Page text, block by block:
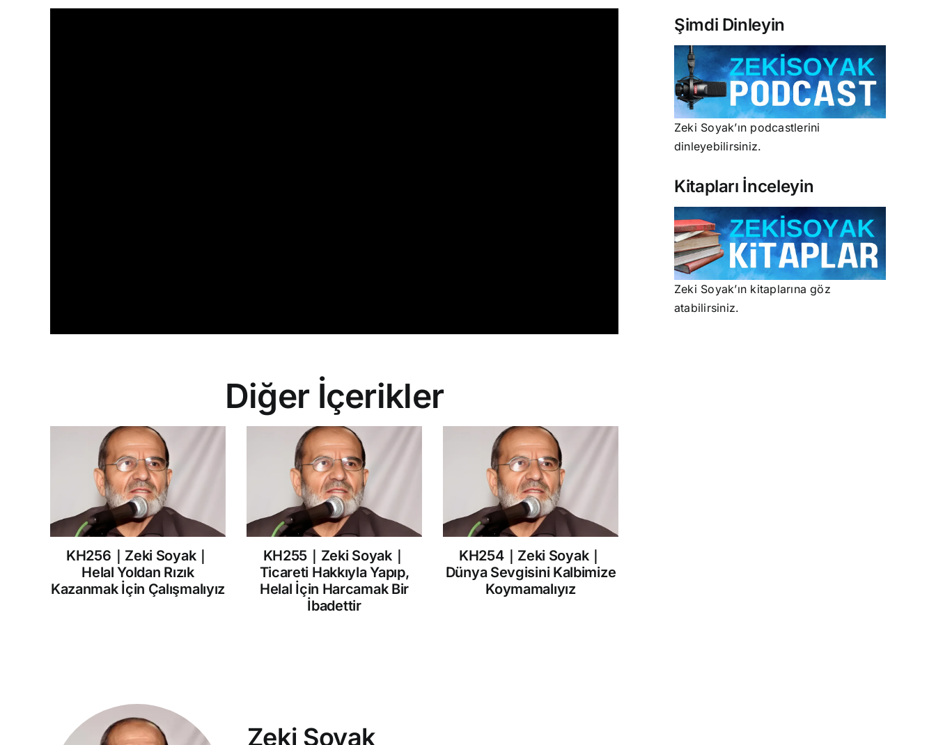
Diğer İçerikler
KH256｜Zeki Soyak｜
Helal Yoldan Rızık
Kazanmak İçin Çalışmalıyız
KH255｜Zeki Soyak｜
Ticareti Hakkıyla Yapıp,
Helal İçin Harcamak Bir
İbadettir
KH254｜Zeki Soyak｜
Dünya Sevgisini Kalbimize
Koymamalıyız
Zeki Soyak
Şimdi Dinleyin
Zeki Soyak’ın podcastlerini
dinleyebilirsiniz.
Kitapları İnceleyin
Zeki Soyak’ın kitaplarına göz
atabilirsiniz.